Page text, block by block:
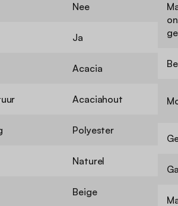
Nee
Ja
Acacia
Acaciahout
Polyester
Naturel
Beige